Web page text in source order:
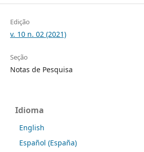
Edição
v. 10 n. 02 (2021)
Seção
Notas de Pesquisa
Idioma
English
Español (España)